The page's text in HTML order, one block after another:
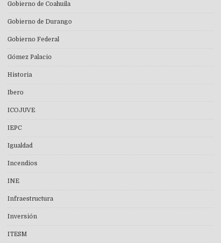
Gobierno de Coahuila
Gobierno de Durango
Gobierno Federal
Gómez Palacio
Historia
Ibero
ICOJUVE
IEPC
Igualdad
Incendios
INE
Infraestructura
Inversión
ITESM